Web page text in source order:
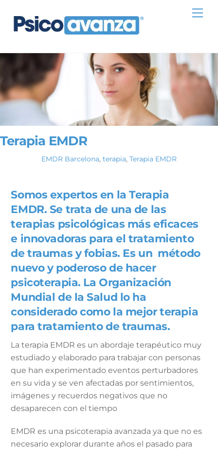
content
Terapia EMDR
EMDR Barcelona, terapia, Terapia EMDR
Somos expertos en la Terapia
EMDR. Se trata de una de las
terapias psicológicas más eficaces
e innovadoras para el tratamiento
de traumas y fobias. Es un método
nuevo y poderoso de hacer
psicoterapia. La Organización
Mundial de la Salud lo ha
considerado como la mejor terapia
para tratamiento de traumas.
La terapia EMDR es un abordaje terapéutico muy
estudiado y elaborado para trabajar con personas
que han experimentado eventos perturbadores
en su vida y se ven afectadas por sentimientos,
imágenes y recuerdos negativos que no
desaparecen con el tiempo
EMDR es una psicoterapia avanzada ya que no es
necesario explorar durante años el pasado para